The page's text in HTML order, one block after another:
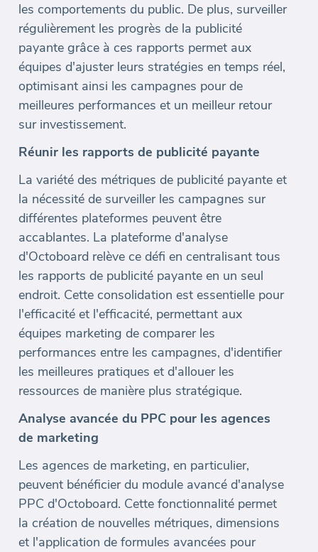
les comportements du public. De plus, surveiller
régulièrement les progrès de la publicité
payante grâce à ces rapports permet aux
équipes d'ajuster leurs stratégies en temps réel,
optimisant ainsi les campagnes pour de
meilleures performances et un meilleur retour
sur investissement.
Réunir les rapports de publicité payante
La variété des métriques de publicité payante et
la nécessité de surveiller les campagnes sur
différentes plateformes peuvent être
accablantes. La plateforme d'analyse
d'Octoboard relève ce défi en centralisant tous
les rapports de publicité payante en un seul
endroit. Cette consolidation est essentielle pour
l'efficacité et l'efficacité, permettant aux
équipes marketing de comparer les
performances entre les campagnes, d'identifier
les meilleures pratiques et d'allouer les
ressources de manière plus stratégique.
Analyse avancée du PPC pour les agences
de marketing
Les agences de marketing, en particulier,
peuvent bénéficier du module avancé d'analyse
PPC d'Octoboard. Cette fonctionnalité permet
la création de nouvelles métriques, dimensions
et l'application de formules avancées pour